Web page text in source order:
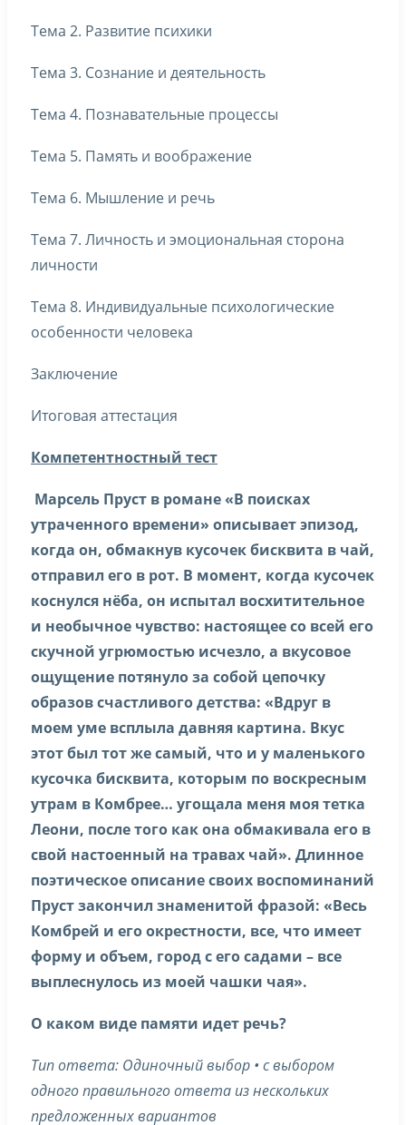
Тема 2. Развитие психики
Тема 3. Сознание и деятельность
Тема 4. Познавательные процессы
Тема 5. Память и воображение
Тема 6. Мышление и речь
Тема 7. Личность и эмоциональная сторона
личности
Тема 8. Индивидуальные психологические
особенности человека
Заключение
Итоговая аттестация
Компетентностный тест
Марсель Пруст в романе «В поисках
утраченного времени» описывает эпизод,
когда он, обмакнув кусочек бисквита в чай,
отправил его в рот. В момент, когда кусочек
коснулся нёба, он испытал восхитительное
и необычное чувство: настоящее со всей его
скучной угрюмостью исчезло, а вкусовое
ощущение потянуло за собой цепочку
образов счастливого детства: «Вдруг в
моем уме всплыла давняя картина. Вкус
этот был тот же самый, что и у маленького
кусочка бисквита, которым по воскресным
утрам в Комбрее… угощала меня моя тетка
Леони, после того как она обмакивала его в
свой настоенный на травах чай». Длинное
поэтическое описание своих воспоминаний
Пруст закончил знаменитой фразой: «Весь
Комбрей и его окрестности, все, что имеет
форму и объем, город с его садами – все
выплеснулось из моей чашки чая».
О каком виде памяти идет речь?
Тип ответа: Одиночный выбор • с выбором
одного правильного ответа из нескольких
предложенных вариантов